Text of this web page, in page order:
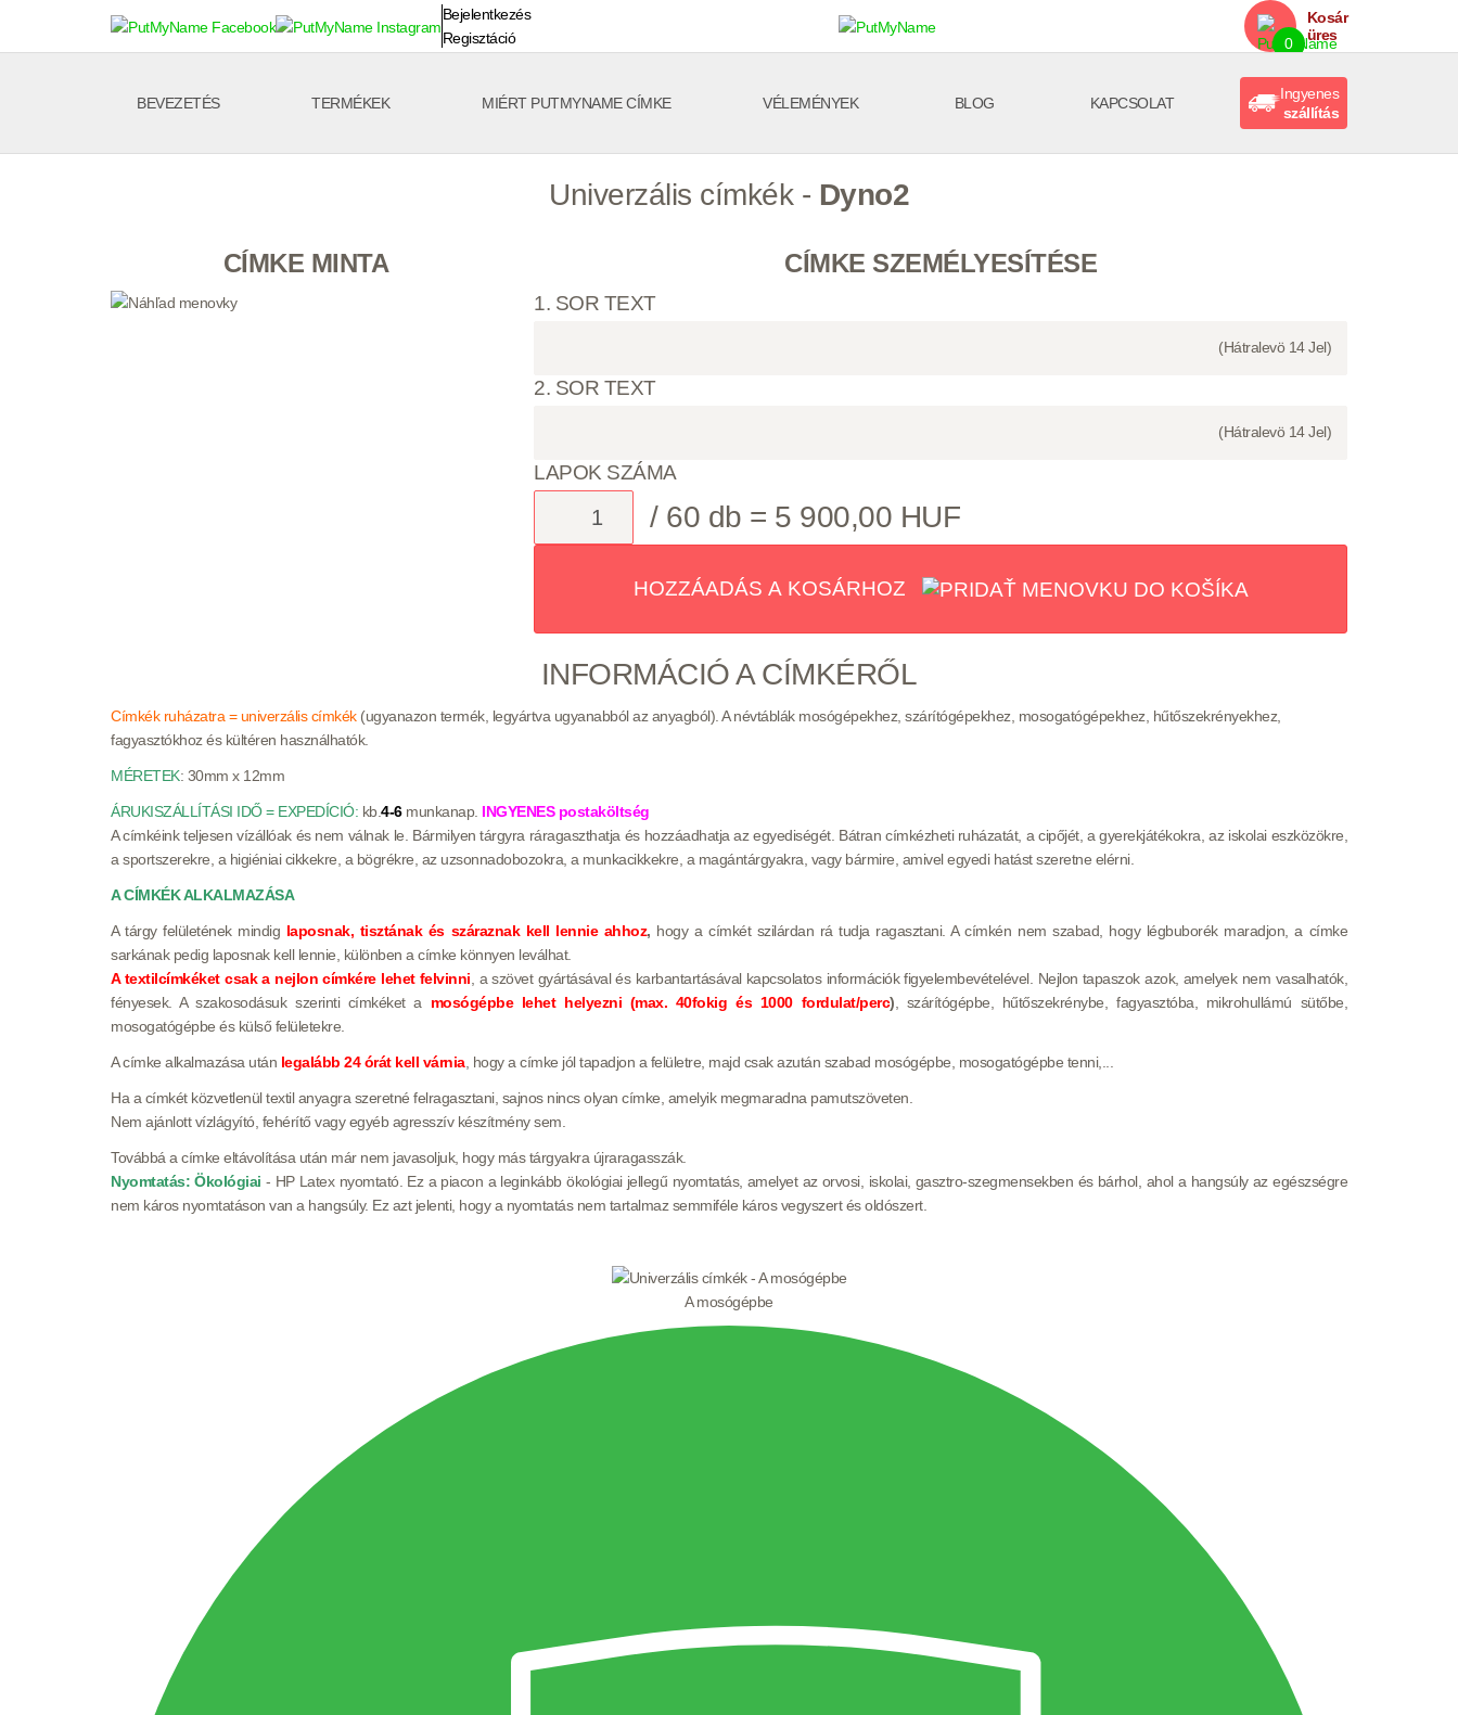
Bejelentkezés
Regisztáció
0
Kosár
üres
BEVEZETÉS TERMÉKEK MIÉRT PUTMYNAME CÍMKE VÉLEMÉNYEK BLOG KAPCSOLAT
Ingyenes
szállítás
Univerzális címkék - Dyno2
CÍMKE MINTA CÍMKE SZEMÉLYESÍTÉSE
1. SOR TEXT
(Hátralevö 14Jel)
2. SOR TEXT
(Hátralevö 14Jel)
LAPOK SZÁMA
/ 60 db = 5 900,00 HUF
HOZZÁADÁS A KOSÁRHOZ
INFORMÁCIÓ A CÍMKÉRŐL
Címkék ruházatra = univerzális címkék(ugyanazon termék, legyártva ugyanabból az anyagból). A névtáblák mosógépekhez, szárítógépekhez, mosogatógépekhez, hűtőszekrényekhez,
fagyasztókhoz és kültéren használhatók.
MÉRETEK: 30mm x 12mm
ÁRUKISZÁLLÍTÁSI IDŐ = EXPEDÍCIÓ: kb.4-6 munkanap. INGYENES postaköltség
A címkéink teljesen vízállóak és nem válnak le. Bármilyen tárgyra ráragaszthatja és hozzáadhatja az egyediségét. Bátran címkézheti ruházatát, a cipőjét, a gyerekjátékokra, az iskolai eszközökre,
a sportszerekre, a higiéniai cikkekre, a bögrékre, az uzsonnadobozokra, a munkacikkekre, a magántárgyakra, vagy bármire, amivel egyedi hatást szeretne elérni.
A CÍMKÉK ALKALMAZÁSA
A tárgy felületének mindig laposnak, tisztának és száraznak kell lennie ahhoz, hogy a címkét szilárdan rá tudja ragasztani. A címkén nem szabad, hogy légbuborék maradjon, a címke
sarkának pedig laposnak kell lennie, különben a címke könnyen leválhat.
A textilcímkéket csak a nejlon címkére lehet felvinni , a szövet gyártásával és karbantartásával kapcsolatos információk figyelembevételével. Nejlon tapaszok azok, amelyek nem vasalhatók,
fényesek. A szakosodásuk szerinti címkéket a mosógépbe lehet helyezni (max. 40fokig és 1000 fordulat/perc) , szárítógépbe, hűtőszekrénybe, fagyasztóba, mikrohullámú sütőbe,
mosogatógépbe és külső felületekre.
A címke alkalmazása után legalább 24 órát kell várnia, hogy a címke jól tapadjon a felületre, majd csak azután szabad mosógépbe, mosogatógépbe tenni,...
Ha a címkét közvetlenül textil anyagra szeretné felragasztani, sajnos nincs olyan címke, amelyik megmaradna pamutszöveten.
Nem ajánlott vízlágyító, fehérítő vagy egyéb agresszív készítmény sem.
Továbbá a címke eltávolítása után már nem javasoljuk, hogy más tárgyakra újraragasszák.
Nyomtatás: Ökológiai - HP Latex nyomtató. Ez a piacon a leginkább ökológiai jellegű nyomtatás, amelyet az orvosi, iskolai, gasztro-szegmensekben és bárhol, ahol a hangsúly az egészségre
nem káros nyomtatáson van a hangsúly. Ez azt jelenti, hogy a nyomtatás nem tartalmaz semmiféle káros vegyszert és oldószert.
A mosógépbe